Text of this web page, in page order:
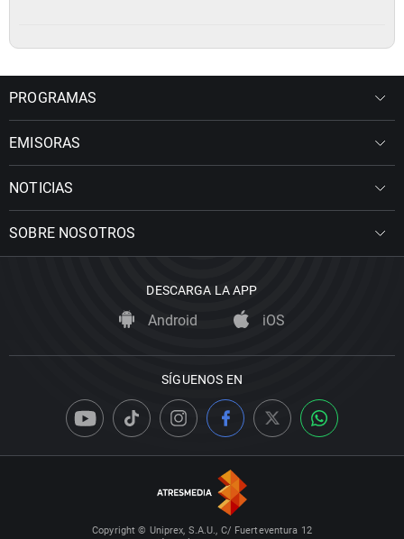
PROGRAMAS
EMISORAS
NOTICIAS
SOBRE NOSOTROS
DESCARGA LA APP
Android iOS
SÍGUENOS EN
Copyright © Uniprex, S.A.U., C/ Fuerteventura 12